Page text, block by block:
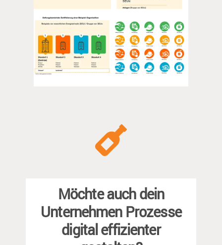
Möchte auch dein
Unternehmen Prozesse
digital effizienter